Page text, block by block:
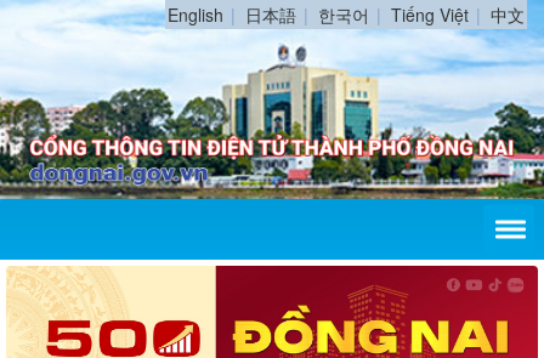
English 日本語 한국어 Tiếng Việt 中文